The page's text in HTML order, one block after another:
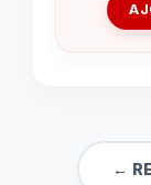
←